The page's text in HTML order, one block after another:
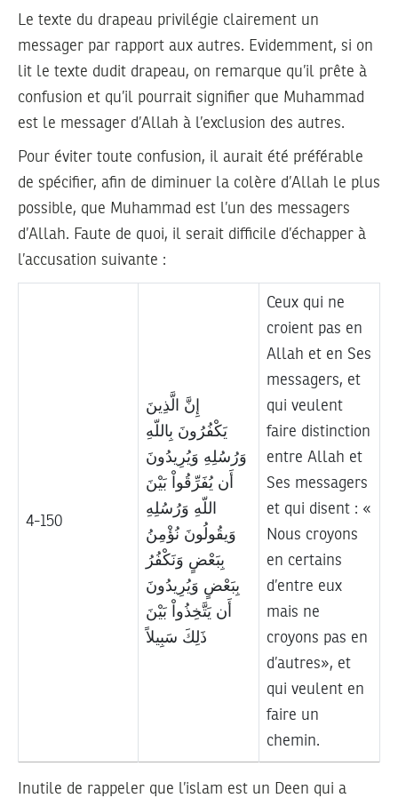
Le texte du drapeau privilégie clairement un
messager par rapport aux autres. Evidemment, si on
lit le texte dudit drapeau, on remarque qu’il prête à
confusion et qu’il pourrait signifier que Muhammad
est le messager d’Allah à l’exclusion des autres.
Pour éviter toute confusion, il aurait été préférable
de spécifier, afin de diminuer la colère d’Allah le plus
possible, que Muhammad est l’un des messagers
d’Allah. Faute de quoi, il serait difficile d’échapper à
l’accusation suivante :
4-150
إِنَّ الَّذِينَ
يَكْفُرُونَ بِاللّهِ
وَرُسُلِهِ وَيُرِيدُونَ
أَن يُفَرِّقُواْ بَيْنَ
اللّهِ وَرُسُلِهِ
وَيقُولُونَ نُؤْمِنُ
بِبَعْضٍ وَنَكْفُرُ
بِبَعْضٍ وَيُرِيدُونَ
أَن يَتَّخِذُواْ بَيْنَ
ذَلِكَ سَبِيلاً
Ceux qui ne
croient pas en
Allah et en Ses
messagers, et
qui veulent
faire distinction
entre Allah et
Ses messagers
et qui disent : «
Nous croyons
en certains
d’entre eux
mais ne
croyons pas en
d’autres», et
qui veulent en
faire un
chemin.
Inutile de rappeler que l’islam est un Deen qui a